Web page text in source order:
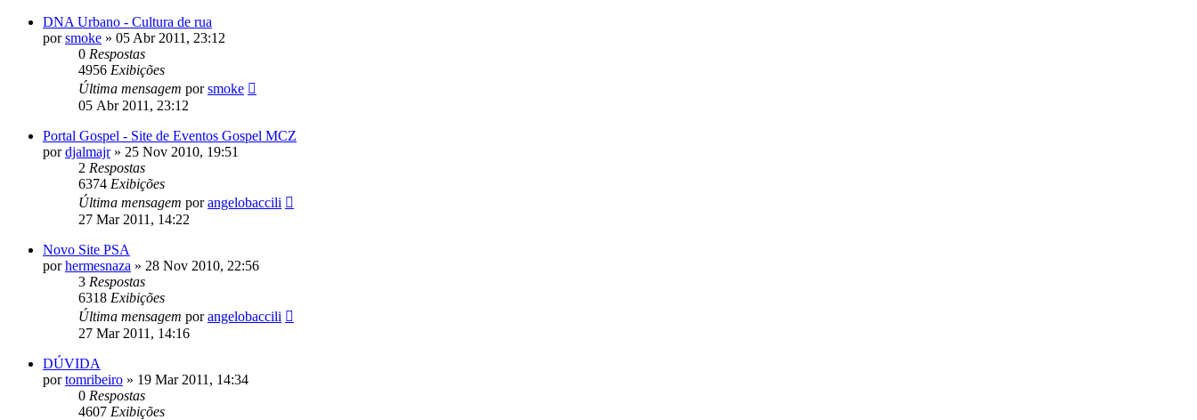
DNA Urbano - Cultura de rua
porsmoke » 05 Abr 2011, 23:12
0 Respostas
4956 Exibições
Última mensagem porsmoke
05 Abr 2011, 23:12
Portal Gospel - Site de Eventos Gospel MCZ
pordjalmajr» 25 Nov 2010, 19:51
2 Respostas
6374 Exibições
Última mensagem porangelobaccili
27 Mar 2011, 14:22
Novo Site PSA
porhermesnaza » 28 Nov 2010, 22:56
3 Respostas
6318 Exibições
Última mensagem porangelobaccili
27 Mar 2011, 14:16
DÚVIDA
portomribeiro » 19 Mar 2011, 14:34
0 Respostas
4607 Exibições